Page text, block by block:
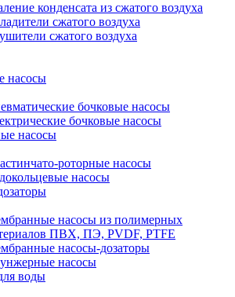
конденсата из сжатого воздуха
сжатого воздуха
сжатого воздуха
насосы
бочковые насосы
бочковые насосы
насосы
роторные насосы
насосы
насосы из полимерных
ПВХ, ПЭ, PVDF, PTFE
насосы-дозаторы
насосы
воды